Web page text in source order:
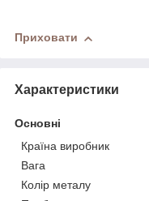
Приховати
Характеристики
Основні
Країна виробник
Вага
Колір металу